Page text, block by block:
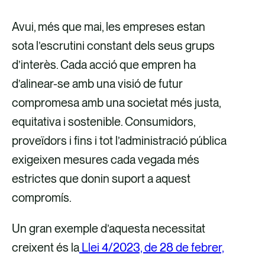
m
p
a
r
t
e
i
x
a
t
a
v
m
p
a
r
t
e
i
x
a
t
a
v
m
p
a
r
t
e
i
x
a
t
a
v
m
p
a
r
t
e
i
x
p
c
o
Avui, més que mai, les empreses estan
sota l’escrutini constant dels seus grups
d’interès. Cada acció que empren ha
d’alinear-se amb una visió de futur
compromesa amb una societat més justa,
equitativa i sostenible. Consumidors,
proveïdors i fins i tot l’administració pública
exigeixen mesures cada vegada més
estrictes que donin suport a aquest
compromís.
Un gran exemple d’aquesta necessitat
creixent és la Llei 4/2023, de 28 de febrer,